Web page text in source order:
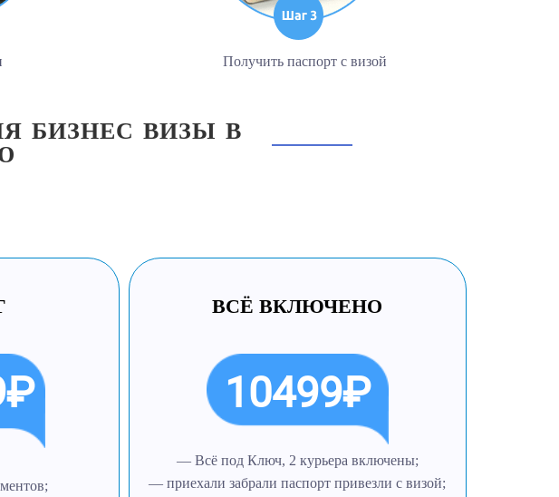
Получить паспорт с визой
БИЗНЕС ВИЗЫ В
ВСЁ ВКЛЮЧЕНО
10499₽
— Всё под Ключ, 2 курьера включены;
— приехали забрали паспорт привезли с визой;